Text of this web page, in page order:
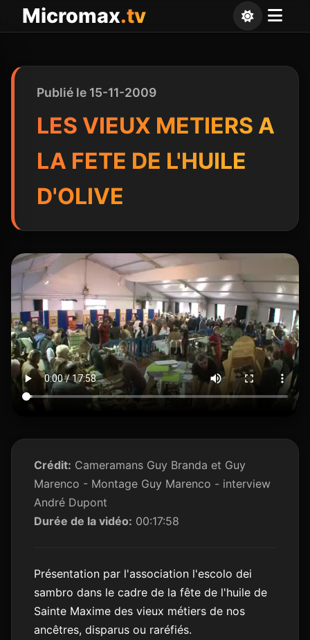
Micromax.tv
Publié le 15-11-2009
LES VIEUX METIERS A
LA FETE DE L'HUILE
D'OLIVE
Crédit: Cameramans Guy Branda et Guy
Marenco - Montage Guy Marenco - interview
André Dupont
Durée de la vidéo: 00:17:58
Présentation par l'association l'escolo dei
sambro dans le cadre de la fête de l'huile de
Sainte Maxime des vieux métiers de nos
ancêtres, disparus ou raréfiés.
Panneau de gestion des cookies